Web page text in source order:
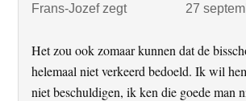
Frans-Jozef zegt
27
Het zou ook zomaar kunnen dat de
helemaal niet verkeerd bedoeld. Ik wil
niet beschuldigen, ik ken die goede man